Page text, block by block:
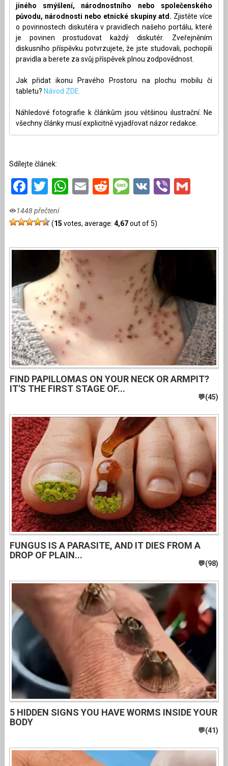
jiného smýšlení, národnostního nebo společenského
původu, národnosti nebo etnické skupiny atd. Zjistěte více
o povinnostech diskutéra v pravidlech našeho portálu, které
je povinen prostudovat každý diskutér. Zveřejněním
diskusního příspěvku potvrzujete, že jste studovali, pochopili
pravidla a berete za svůj příspěvek plnou zodpovědnost.
Jak přidat ikonu Pravého Prostoru na plochu mobilu či
tabletu? Návod ZDE.
Náhledové fotografie k článkům jsou většinou ilustrační. Ne
všechny články musí explicitně vyjadřovat názor redakce.
Sdílejte článek:
Facebook
Twitter
WhatsApp
EmailRedditMessage
VKViber
1448 přečtení
(15 votes, average: 4,67out of 5)
FIND PAPILLOMAS ON YOUR NECK OR ARMPIT?
IT'S THE FIRST STAGE OF...
FUNGUS IS A PARASITE, AND IT DIES FROM A
DROP OF PLAIN...
5 HIDDEN SIGNS YOU HAVE WORMS INSIDE YOUR
BODY